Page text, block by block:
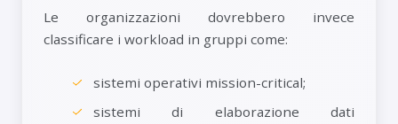
Le organizzazioni dovrebbero invece
classificare i workload in gruppi come:
sistemi operativi mission-critical;
sistemi di elaborazione dati